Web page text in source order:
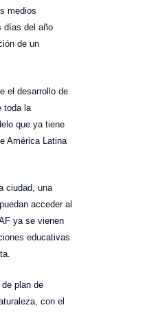
medios
días del año
de un
el desarrollo de
toda la
que ya tiene
América Latina
ciudad, una
acceder al
ya se vienen
educativas
plan de
con el